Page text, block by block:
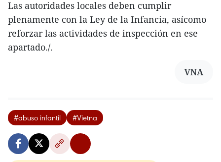
Las autoridades locales deben cumplir
plenamente con la Ley de la Infancia, asícomo
reforzar las actividades de inspección en ese
apartado./.
VNA
#abuso infantil #Vietna